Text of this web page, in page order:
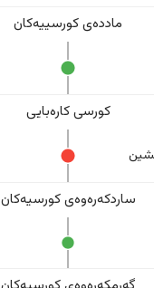
ماددەی کورسییەکان
کورسی کارەبایی
ساردکەرەوەی کورسیەکان